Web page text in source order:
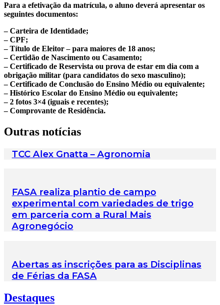
Para a efetivação da matrícula, o aluno deverá apresentar os
seguintes documentos:
– Carteira de Identidade;
– CPF;
– Título de Eleitor – para maiores de 18 anos;
– Certidão de Nascimento ou Casamento;
– Certificado de Reservista ou prova de estar em dia com a
obrigação militar (para candidatos do sexo masculino);
– Certificado de Conclusão do Ensino Médio ou equivalente;
– Histórico Escolar do Ensino Médio ou equivalente;
– 2 fotos 3×4 (iguais e recentes);
– Comprovante de Residência.
Outras notícias
TCC Alex Gnatta – Agronomia
FASA realiza plantio de campo
experimental com variedades de trigo
em parceria com a Rural Mais
Agronegócio
Abertas as inscrições para as Disciplinas
de Férias da FASA
Destaques